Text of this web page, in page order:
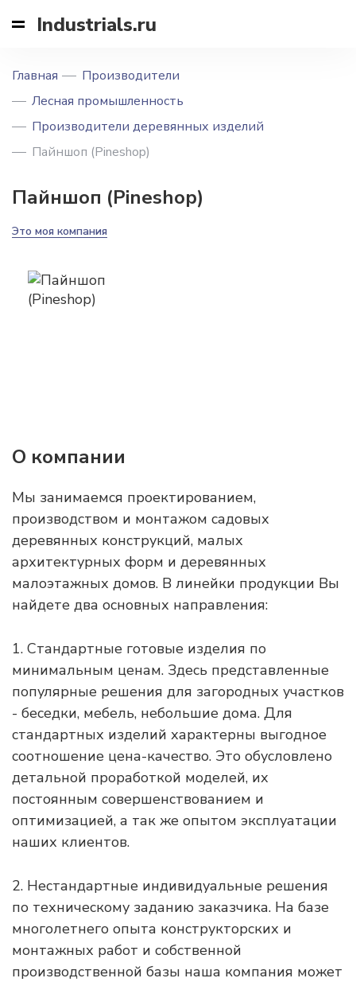
Industrials.ru
Главная
Производители
Лесная промышленность
Производители деревянных изделий
Пайншоп (Pineshop)
Пайншоп (Pineshop)
Это моя компания
О компании
Мы занимаемся проектированием,
производством и монтажом садовых
деревянных конструкций, малых
архитектурных форм и деревянных
малоэтажных домов. В линейки продукции Вы
найдете два основных направления:
1. Стандартные готовые изделия по
минимальным ценам. Здесь представленные
популярные решения для загородных участков
- беседки, мебель, небольшие дома. Для
стандартных изделий характерны выгодное
соотношение цена-качество. Это обусловлено
детальной проработкой моделей, их
постоянным совершенствованием и
оптимизацией, а так же опытом эксплуатации
наших клиентов.
2. Нестандартные индивидуальные решения
по техническому заданию заказчика. На базе
многолетнего опыта конструкторских и
монтажных работ и собственной
производственной базы наша компания может